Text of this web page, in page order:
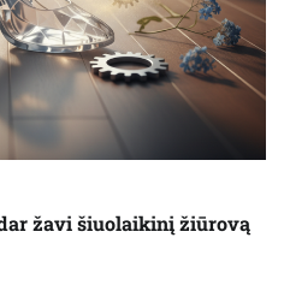
žavi šiuolaikinį žiūrovą